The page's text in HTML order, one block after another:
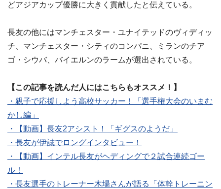
どアジアカップ優勝に大きく貢献したと伝えている。
長友の他にはマンチェスター・ユナイテッドのヴィディッ
チ、マンチェスター・シティのコンパニ、ミランのチア
ゴ・シウバ、バイエルンのラームが選出されている。
【この記事を読んだ人にはこちらもオススメ！】
・親子で応援しよう高校サッカー！「選手権大会のいまむ
かし編」
・【動画】長友2アシスト！「ギグスのようだ」
・長友が伊誌でロングインタビュー！
・【動画】インテル長友がヘディングで２試合連続ゴー
ル！
・長友選手のトレーナー木場さんが語る「体幹トレーニン